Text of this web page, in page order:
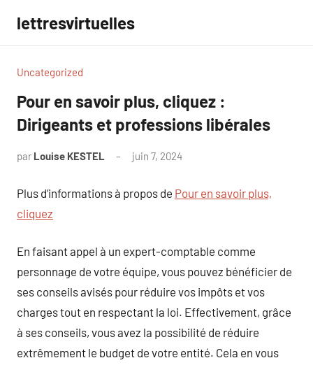
contenu
lettresvirtuelles
Uncategorized
Pour en savoir plus, cliquez :
Dirigeants et professions libérales
par Louise KESTEL juin 7, 2024
Plus d’informations à propos de Pour en savoir plus,
cliquez
En faisant appel à un expert-comptable comme
personnage de votre équipe, vous pouvez bénéficier de
ses conseils avisés pour réduire vos impôts et vos
charges tout en respectant la loi. Effectivement, grâce
à ses conseils, vous avez la possibilité de réduire
extrêmement le budget de votre entité. Cela en vous